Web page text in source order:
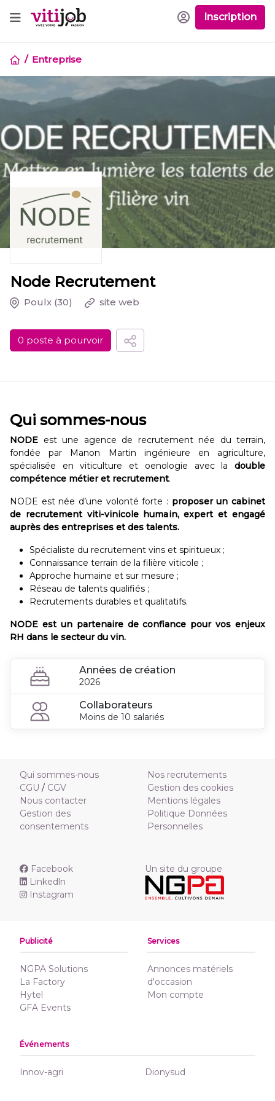
Inscription
Entreprise
Node Recrutement
Poulx (30) site web
0 poste à pourvoir
Qui sommes-nous
NODE est une agence de recrutement née du terrain,
fondée par Manon Martin ingénieure en agriculture,
spécialisée en viticulture et oenologie avec la double
compétence métier et recrutement.
NODE est née d’une volonté forte : proposer un cabinet
de recrutement viti-vinicole humain, expert et engagé
auprès des entreprises et des talents.
Spécialiste du recrutement vins et spiritueux ;
Connaissance terrain de la filière viticole ;
Approche humaine et sur mesure ;
Réseau de talents qualifiés ;
Recrutements durables et qualitatifs.
NODE est un partenaire de confiance pour vos enjeux
RH dans le secteur du vin.
Années de création
2026
Collaborateurs
Moins de 10 salariés
Qui sommes-nous
CGU / CGV
Nous contacter
Gestion des
consentements
Nos recrutements
Gestion des cookies
Mentions légales
Politique Données
Personnelles
Facebook
Linkedln
Instagram
Un site du groupe
Publicité
NGPA Solutions
La Factory
Hytel
GFA Events
Services
Annonces matériels
d'occasion
Mon compte
Événements
Innov-agri Dionysud